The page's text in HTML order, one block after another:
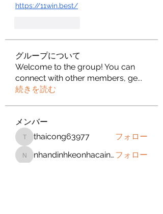
https://11win.best/
グループについて
Welcome to the group! You can
connect with other members, ge...
続きを読む
メンバー
thaicong63977
thaicong63977 フォロー
nhandinhkeonhacainews nhandinhkeonhacainewsフォロー